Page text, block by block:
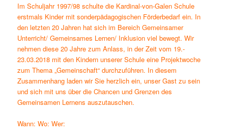
Im Schuljahr 1997/98 schulte die Kardinal-von-Galen Schule
erstmals Kinder mit sonderpädagogischen Förderbedarf ein. In
den letzten 20 Jahren hat sich im Bereich Gemeinsamer
Unterricht/ Gemeinsames Lernen/ Inklusion viel bewegt. Wir
nehmen diese 20 Jahre zum Anlass, in der Zeit vom 19.-
23.03.2018 mit den Kindern unserer Schule eine Projektwoche
zum Thema „Gemeinschaft“ durchzuführen. In diesem
Zusammenhang laden wir Sie herzlich ein, unser Gast zu sein
und sich mit uns über die Chancen und Grenzen des
Gemeinsamen Lernens auszutauschen.
Wann: Wo: Wer: